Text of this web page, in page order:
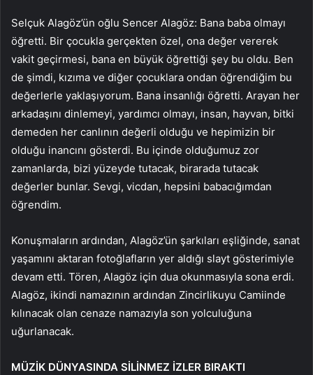
Selçuk Alagöz’ün oğlu Sencer Alagöz: Bana baba olmayı
öğretti. Bir çocukla gerçekten özel, ona değer vererek
vakit geçirmesi, bana en büyük öğrettiği şey bu oldu. Ben
de şimdi, kızıma ve diğer çocuklara ondan öğrendiğim bu
değerlerle yaklaşıyorum. Bana insanlığı öğretti. Arayan her
arkadaşını dinlemeyi, yardımcı olmayı, insan, hayvan, bitki
demeden her canlının değerli olduğu ve hepimizin bir
olduğu inancını gösterdi. Bu içinde olduğumuz zor
zamanlarda, bizi yüzeyde tutacak, birarada tutacak
değerler bunlar. Sevgi, vicdan, hepsini babacığımdan
öğrendim.
Konuşmaların ardından, Alagöz’ün şarkıları eşliğinde, sanat
yaşamını aktaran fotoğlafların yer aldığı slayt gösterimiyle
devam etti. Tören, Alagöz için dua okunmasıyla sona erdi.
Alagöz, ikindi namazının ardından Zincirlikuyu Camiinde
kılınacak olan cenaze namazıyla son yolculuğuna
uğurlanacak.
MÜZİK DÜNYASINDA SİLİNMEZ İZLER BIRAKTI